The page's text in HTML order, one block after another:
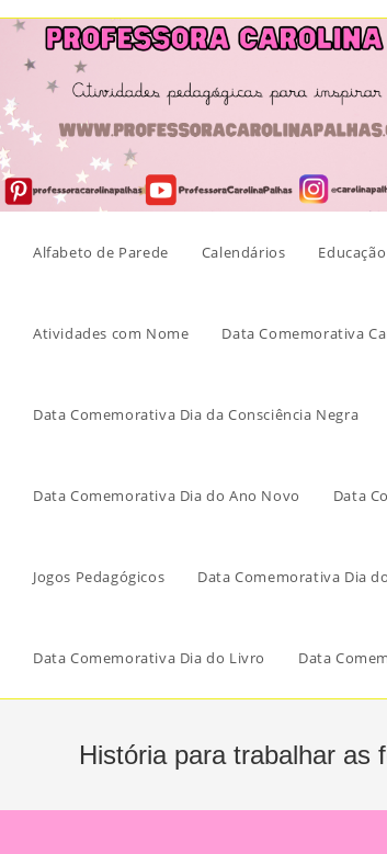
Skip
content
Alfabeto de Parede Calendários
Atividades com Nome Data Comemorativa
Data Comemorativa Dia da Consciência Negra
Data Comemorativa Dia do Ano Novo Data
Jogos Pedagógicos Data Comemorativa Dia
Data Comemorativa Dia do Livro Data
História para trabalhar as